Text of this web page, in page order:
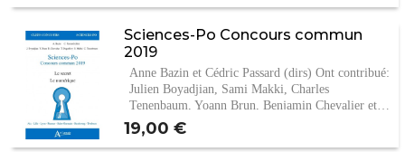
Sciences-Po Concours commun
2019
Anne Bazin et Cédric Passard (dirs) Ont contribué:
Julien Boyadjian, Sami Makki, Charles
Tenenbaum, Yoann Brun, Benjamin Chevalier et…
Prix
19,00 €